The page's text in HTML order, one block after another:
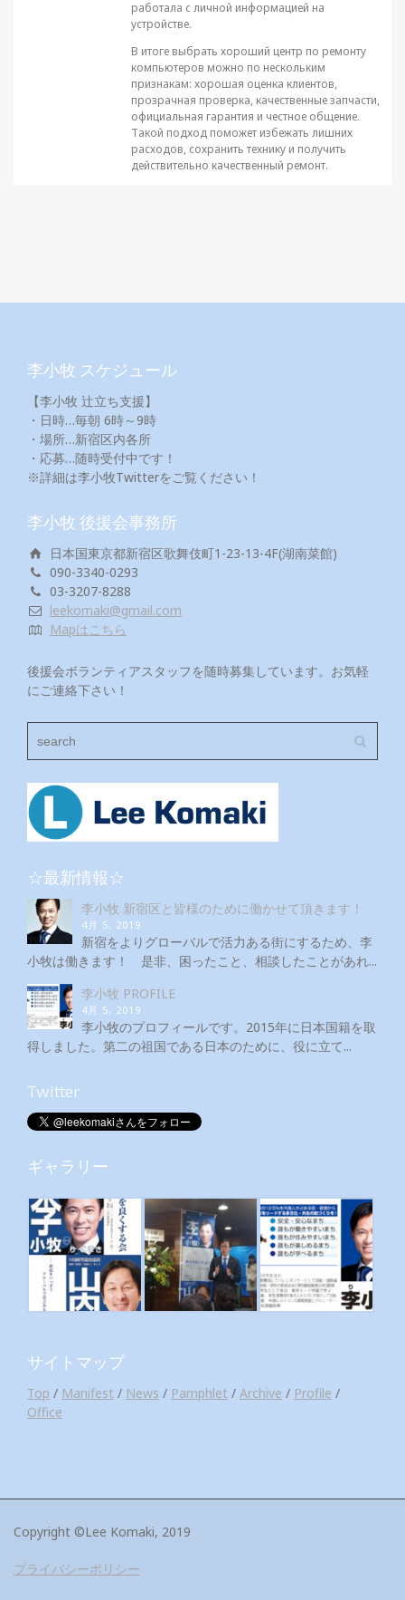
работала с личной информацией на
устройстве.
В итоге выбрать хороший центр по ремонту
компьютеров можно по нескольким
признакам: хорошая оценка клиентов,
прозрачная проверка, качественные запчасти,
официальная гарантия и честное общение.
Такой подход поможет избежать лишних
расходов, сохранить технику и получить
действительно качественный ремонт.
李小牧 スケジュール
【李小牧 辻立ち支援】
・日時…毎朝 6時～9時
・場所…新宿区内各所
・応募…随時受付中です！
※詳細は李小牧Twitterをご覧ください！
李小牧 後援会事務所
日本国東京都新宿区歌舞伎町1-23-13-4F(湖南菜館)
090-3340-0293
03-3207-8288
leekomaki@gmail.com
Mapはこちら
後援会ボランティアスタッフを随時募集しています。お気軽
にご連絡下さい！
☆最新情報☆
李小牧 新宿区と皆様のために働かせて頂きます！
4月 5, 2019
新宿をよりグローバルで活力ある街にするため、李
小牧は働きます！ 是非、困ったこと、相談したことがあれ...
李小牧 PROFILE
4月 5, 2019
李小牧のプロフィールです。2015年に日本国籍を取
得しました。第二の祖国である日本のために、役に立て...
Twitter
ギャラリー
サイトマップ
Top / Manifest / News / Pamphlet / Archive / Profile /
Office
Copyright ©Lee Komaki, 2019
プライバシーポリシー